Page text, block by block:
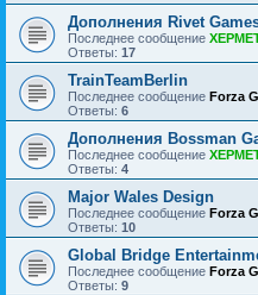
Дополнения Rivet
Последнее сообщение
Ответы: 17
TrainTeamBerlin
Последнее сообщение Forza
Ответы: 6
Дополнения Bossman
Последнее сообщение
Ответы: 4
Major Wales Design
Последнее сообщение Forza
Ответы: 10
Global Bridge
Последнее сообщение Forza
Ответы: 9